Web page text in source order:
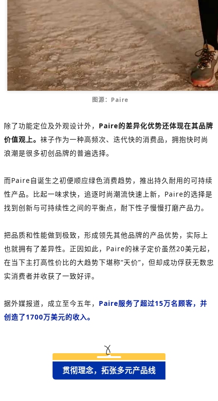
图源：Paire
除了功能定位及外观设计外， Paire的差异化优势还体现在其品牌
价值观上。 袜子作为一种高频次、迭代快的消费品，拥抱快时尚
浪潮是很多初创品牌的普遍选择。
而Paire自诞生之初便顺应绿色消费趋势，推出持久耐用的可持续
性产品。比起一味求快，追逐时尚潮流快速上新，Paire的选择是
找到创新与可持续性之间的平衡点，耐下性子慢慢打磨产品力。
把品质和性能做到极致，形成领先其他品牌的产品优势，实际上
也就拥有了差异性。正因如此，Paire的袜子定价虽然20美元起，
在当下主打高性价比的大趋势下堪称“天价”，但却成功俘获无数忠
实消费者并收获了一致好评。
据外媒报道，成立至今五年， Paire服务了超过15万名顾客，并
创造了1700万美元的收入。
贯彻理念，拓张多元产品线